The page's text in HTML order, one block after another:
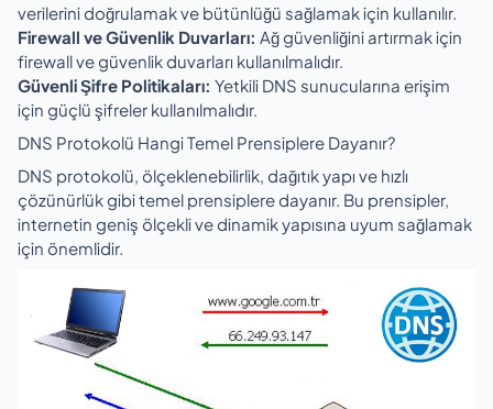
verilerini doğrulamak ve bütünlüğü sağlamak için kullanılır.
Firewall ve Güvenlik Duvarları: Ağ güvenliğini artırmak için
firewall ve güvenlik duvarları kullanılmalıdır.
Güvenli Şifre Politikaları: Yetkili DNS sunucularına erişim
için güçlü şifreler kullanılmalıdır.
DNS Protokolü Hangi Temel Prensiplere Dayanır?
DNS protokolü, ölçeklenebilirlik, dağıtık yapı ve hızlı
çözünürlük gibi temel prensiplere dayanır. Bu prensipler,
internetin geniş ölçekli ve dinamik yapısına uyum sağlamak
için önemlidir.